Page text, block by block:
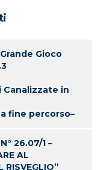
Gioco
Canalizzate in
fine percorso–
26.07/1 –
AL
RISVEGLIO”